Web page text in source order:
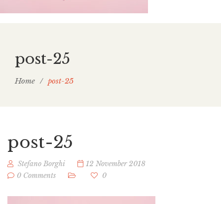
post-25
Home / post-25
post-25
Stefano Borghi
12 November 2018
0 Comments
0